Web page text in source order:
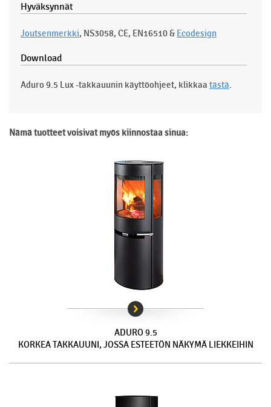
Hyväksynnät
Joutsenmerkki, NS3058, CE, EN16510 & Ecodesign
Download
Aduro 9.5 Lux -takkauunin käyttöohjeet, klikkaa tästä.
Nämä tuotteet voisivat myös kiinnostaa sinua:
ADURO 9.5
KORKEA TAKKAUUNI, JOSSA ESTEETÖN NÄKYMÄ LIEKKEIHIN